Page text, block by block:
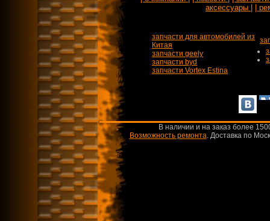
аксессуары |
|
запчасти для автомобилей из
Китая
запчасти geely
запчасти byd
запчасти Vortex Estina
В наличии и на заказ более
Возможность ремонта.Доставка по